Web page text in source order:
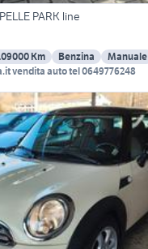
PARK line
Km Benzina Manuale
vendita auto tel 0649776248